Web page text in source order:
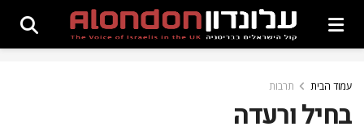
עמוד הבית תרבות
בחיל ורעדה